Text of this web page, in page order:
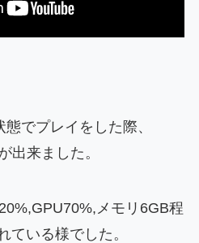
でプレイをした際、
出来ました。
メモリ6GB程
ている様でした。